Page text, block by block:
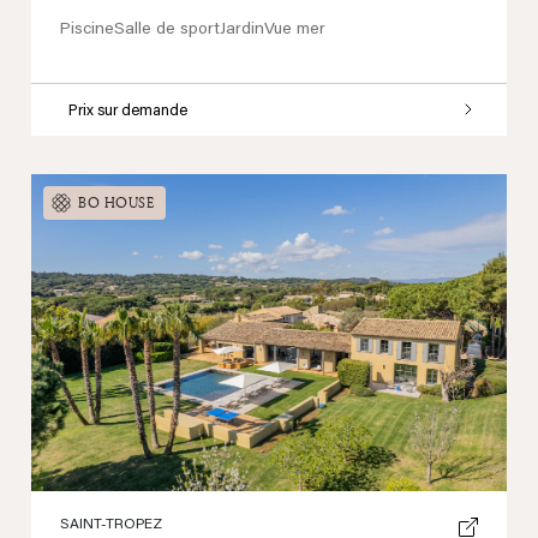
PiscineSalle de sportJardinVue mer
Prix sur demande
BO HOUSE
Previous Next
SAINT-TROPEZ